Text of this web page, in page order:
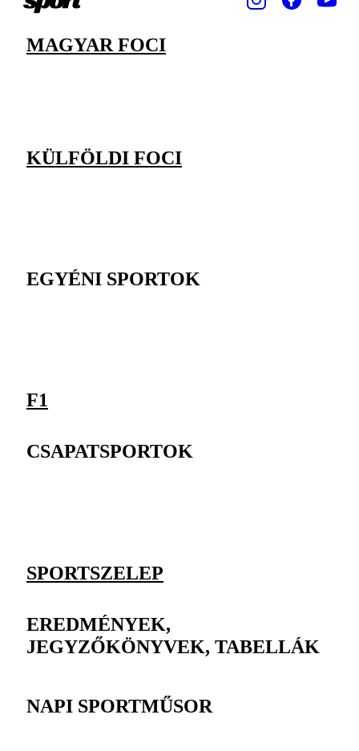
MAGYAR FOCI
KÜLFÖLDI FOCI
EGYÉNI SPORTOK
F1
CSAPATSPORTOK
SPORTSZELEP
EREDMÉNYEK,
JEGYZŐKÖNYVEK, TABELLÁK
NAPI SPORTMŰSOR